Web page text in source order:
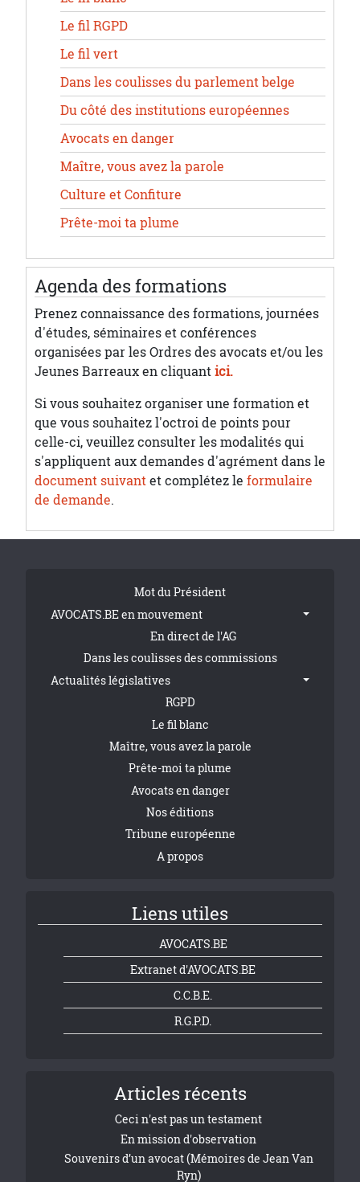
Le fil RGPD
Le fil vert
Dans les coulisses du parlement belge
Du côté des institutions européennes
Avocats en danger
Maître, vous avez la parole
Culture et Confiture
Prête-moi ta plume
Agenda des formations
Prenez connaissance des formations, journées
d'études, séminaires et conférences
organisées par les Ordres des avocats et/ou les
Jeunes Barreaux en cliquantici.
Si vous souhaitez organiser une formation et
que vous souhaitez l'octroi de points pour
celle-ci, veuillez consulter les modalités qui
s'appliquent aux demandes d'agrément dans le
document suivantet complétez le formulaire
de demande.
Tribune FooterMot du Président
AVOCATS.BE en mouvement
En direct de l'AG
Dans les coulisses des commissions
Actualités législatives
RGPD
Le fil blanc
Maître, vous avez la parole
Prête-moi ta plume
Avocats en danger
Nos éditions
Tribune européenne
A propos
Liens utiles
AVOCATS.BE
Extranet d'AVOCATS.BE
C.C.B.E.
R.G.P.D.
Articles récents
Ceci n'est pas un testament
En mission d'observation
Souvenirs d’un avocat (Mémoires de Jean Van
Ryn)